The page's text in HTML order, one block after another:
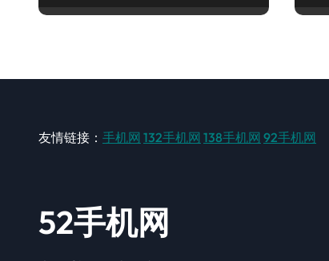
友情链接： 手机网 132手机网 138手机网 92手机网
52手机网